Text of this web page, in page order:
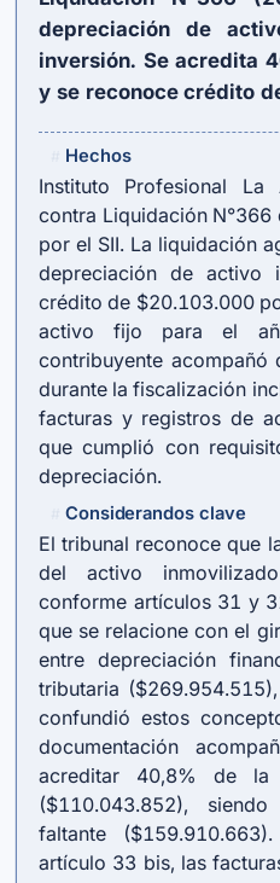
depreciación de
inversión. Se acredita
y se reconoce crédito
Hechos
Instituto Profesional La
contra Liquidación
por el SII. La liquidación
depreciación de activo
crédito de $20.103.000
activo fijo para el
contribuyente acompañó
durante la fiscalización
facturas y registros de
que cumplió con
depreciación.
Considerandos clave
El tribunal reconoce que
del activo
conforme artículos 31 y
que se relacione con el
entre depreciación
tributaria
confundió estos
documentación
acreditar 40,8% de la
($110.043.852),
faltante
artículo 33 bis, las